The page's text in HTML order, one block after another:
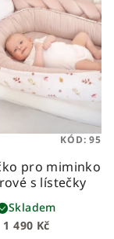
pro miminko
s lístečky
1 490 Kč
Skladem
KÓD:95